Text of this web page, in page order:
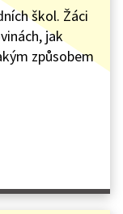
škol. Žáci
jak
způsobem